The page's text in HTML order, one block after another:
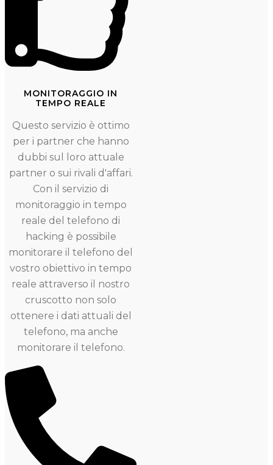
MONITORAGGIO IN
TEMPO REALE
Questo servizio è ottimo
per i partner che hanno
dubbi sul loro attuale
partner o sui rivali d'affari.
Con il servizio di
monitoraggio in tempo
reale del telefono di
hacking è possibile
monitorare il telefono del
vostro obiettivo in tempo
reale attraverso il nostro
cruscotto non solo
ottenere i dati attuali del
telefono, ma anche
monitorare il telefono.